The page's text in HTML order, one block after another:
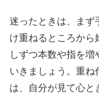
迷ったときは、まず
け重ねるところから
しずつ本数や指を増
いきましょう。重ね
は、自分が見て心と